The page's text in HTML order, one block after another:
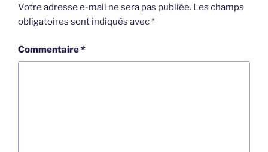
Votre adresse e-mail ne sera pas publiée. Les champs
obligatoires sont indiqués avec*
Commentaire*